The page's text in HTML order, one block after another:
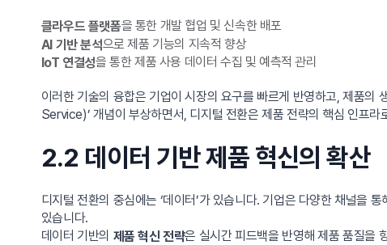
클라우드 플랫폼을 통한 개발 협업 및 신속한 배포
AI 기반 분석으로 제품 기능의 지속적 향상
IoT 연결성을 통한 제품 사용 데이터 수집 및 예측적 관리
이러한 기술의 융합은 기업이 시장의 요구를 빠르게 반영하고, 제품
Service)’ 개념이 부상하면서, 디지털 전환은 제품 전략의 핵심 인프라
2.2 데이터 기반 제품 혁신의 확산
디지털 전환의 중심에는 ‘데이터’가 있습니다. 기업은 다양한 채널을
있습니다.
데이터 기반의 제품 혁신 전략은 실시간 피드백을 반영해 제품 품질을